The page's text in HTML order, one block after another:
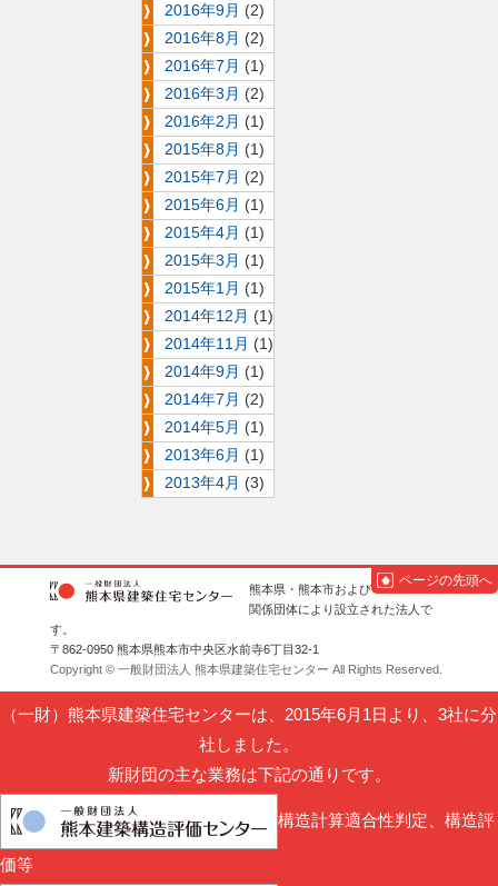
2016年9月 (2)
2016年8月 (2)
2016年7月 (1)
2016年3月 (2)
2016年2月 (1)
2015年8月 (1)
2015年7月 (2)
2015年6月 (1)
2015年4月 (1)
2015年3月 (1)
2015年1月 (1)
2014年12月 (1)
2014年11月 (1)
2014年9月 (1)
2014年7月 (2)
2014年5月 (1)
2013年6月 (1)
2013年4月 (3)
ページの先頭へ
熊本県・熊本市および
関係団体により設立された法人で
す。
〒862-0950 熊本県熊本市中央区水前寺6丁目32-1
Copyright © 一般財団法人 熊本県建築住宅センター All Rights Reserved.
（一財）熊本県建築住宅センターは、2015年6月1日より、3社に分
社しました。
新財団の主な業務は下記の通りです。
構造計算適合性判定、構造評
価等